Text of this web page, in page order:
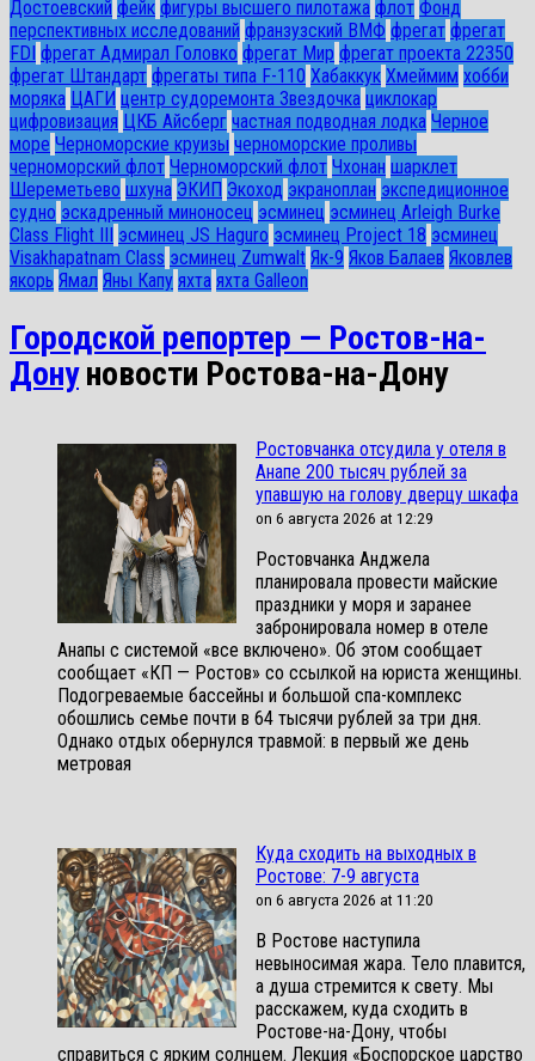
Достоевский фейк фигуры высшего пилотажа флот Фонд
перспективных исследований франзузский ВМФ фрегат фрегат
FDI фрегат Адмирал Головко фрегат Мир фрегат проекта 22350
фрегат Штандарт фрегаты типа F-110 Хабаккук Хмеймим хобби
моряка ЦАГИ центр судоремонта Звездочка циклокар
цифровизация ЦКБ Айсберг частная подводная лодка Черное
море Черноморские круизы черноморские проливы
черноморский флот Черноморский флот Чхонан шарклет
Шереметьево шхуна ЭКИП Экоход экраноплан экспедиционное
судно эскадренный миноносец эсминец эсминец Arleigh Burke
Class Flight III
эсминец JS Haguro эсминец Project 18 эсминец
Visakhapatnam Class эсминец Zumwalt Як-9 Яков Балаев Яковлев
якорь Ямал Яны Капу яхта яхта Galleon
Городской репортер — Ростов-на-
Дону новости Ростова-на-Дону
Ростовчанка отсудила у отеля в
Анапе 200 тысяч рублей за
упавшую на голову дверцу шкафа
on 6 августа 2026 at 12:29
Ростовчанка Анджела
планировала провести майские
праздники у моря и заранее
забронировала номер в отеле
Анапы с системой «все включено». Об этом сообщает
сообщает «КП — Ростов» со ссылкой на юриста женщины.
Подогреваемые бассейны и большой спа-комплекс
обошлись семье почти в 64 тысячи рублей за три дня.
Однако отдых обернулся травмой: в первый же день
метровая
Куда сходить на выходных в
Ростове: 7-9 августа
on 6 августа 2026 at 11:20
В Ростове наступила
невыносимая жара. Тело плавится,
а душа стремится к свету. Мы
расскажем, куда сходить в
Ростове-на-Дону, чтобы
справиться с ярким солнцем. Лекция «Боспорское царство